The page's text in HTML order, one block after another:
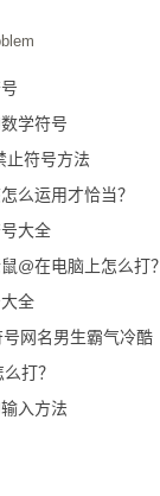
学符号
止符号方法
么运用才恰当？
大全
@在电脑上怎么打？
全
网名男生霸气冷酷
打？
入方法